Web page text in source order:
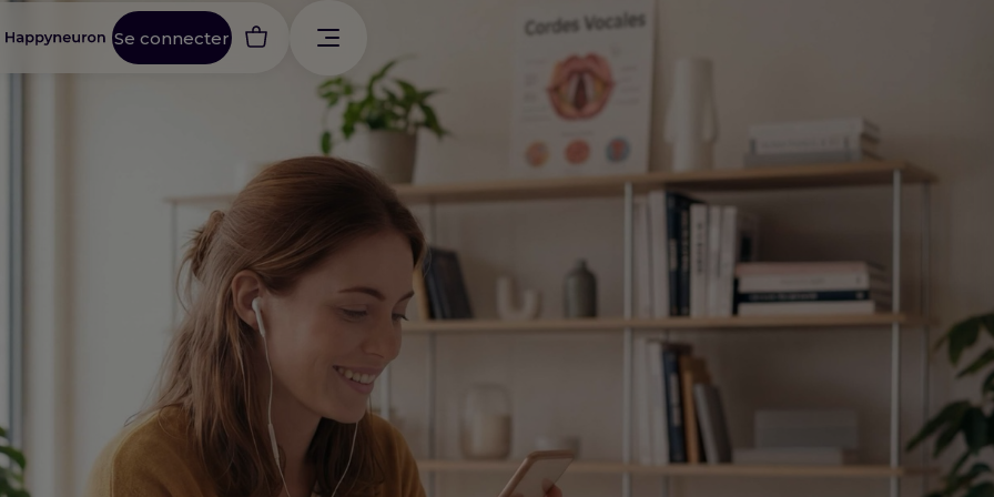
Se connecter